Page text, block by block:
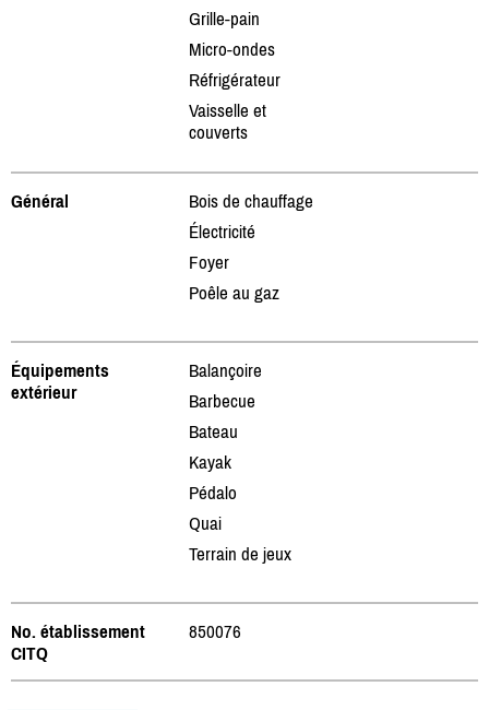
Grille-pain
Micro-ondes
Réfrigérateur
Vaisselle et
couverts
Général
Bois de chauffage
Électricité
Foyer
Poêle au gaz
Équipements
extérieur
Balançoire
Barbecue
Bateau
Kayak
Pédalo
Quai
Terrain de jeux
No. établissement
CITQ
850076